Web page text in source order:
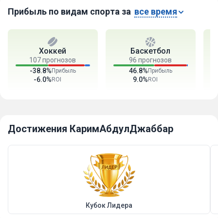
Прибыль по видам спорта за все время
Хоккей
107 прогнозов
-38.8%
-6.0%
Прибыль
ROI
Баскетбол
96 прогнозов
46.8%
9.0%
Прибыль
ROI
Достижения КаримАбдулДжаббар
Кубок Лидера